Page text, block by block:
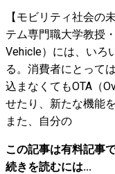
【モビリティ社会の
テム専門職大学教授
Vehicle）には、いろ
る。消費者にとって
込まなくてもOTA（
せたり、新たな機能
また、自分の
この記事は有料記事で
続きを読むには...